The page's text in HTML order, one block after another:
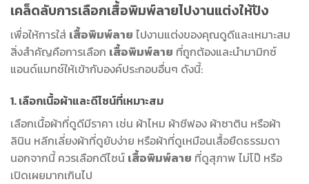
เคล็ดลับการเลือกเสื้อพิมพ์ลายไปงานแต่งให้ปัง
เพื่อให้การใส่ เสื้อพิมพ์ลาย ไปงานแต่งของคุณดูดีและเหมาะสม
สิ่งสำคัญคือการเลือก เสื้อพิมพ์ลาย ที่ถูกต้องและนำมามิกซ์
แอนด์แมทช์ให้เข้ากับองค์ประกอบอื่นๆ ดังนี้:
1. เลือกเนื้อผ้าและดีไซน์ที่เหมาะสม
เลือกเนื้อผ้าที่ดูดีมีราคา เช่น ผ้าไหม ผ้าชีฟอง ผ้าซาติน หรือผ้า
ลินิน หลีกเลี่ยงผ้าที่ดูยับง่าย หรือผ้าที่ดูเหมือนเสื้อยืดธรรมดา
นอกจากนี้ ควรเลือกดีไซน์ เสื้อพิมพ์ลาย ที่ดูสุภาพ ไม่โป๊ หรือ
เปิดเผยมากเกินไป